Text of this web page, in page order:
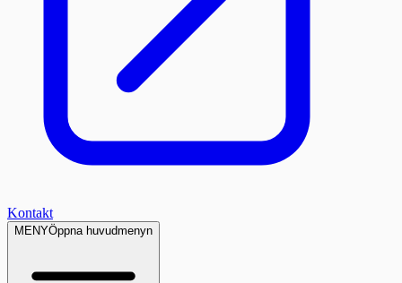
Kontakt
MENYÖppna huvudmenyn